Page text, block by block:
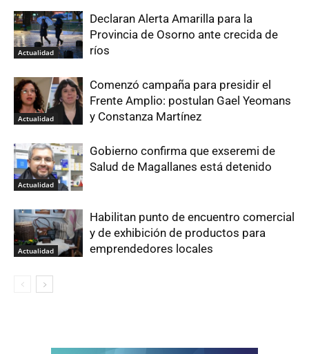
Actualidad
Declaran Alerta Amarilla para la
Provincia de Osorno ante crecida de
ríos
Actualidad
Comenzó campaña para presidir el
Frente Amplio: postulan Gael Yeomans
y Constanza Martínez
Actualidad
Gobierno confirma que exseremi de
Salud de Magallanes está detenido
Actualidad
Habilitan punto de encuentro comercial
y de exhibición de productos para
emprendedores locales